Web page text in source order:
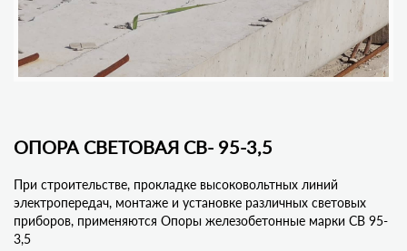
ОПОРА СВЕТОВАЯ СВ- 95-3,5
При строительстве, прокладке высоковольтных линий
электропередач, монтаже и установке различных световых
приборов, применяются Опоры железобетонные марки СВ 95-
3,5